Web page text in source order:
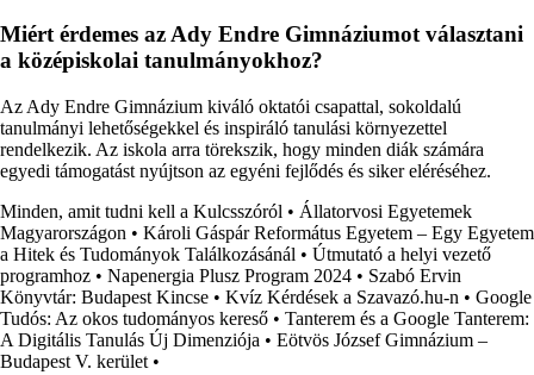
Miért érdemes az Ady Endre Gimnáziumot választani
a középiskolai tanulmányokhoz?
Az Ady Endre Gimnázium kiváló oktatói csapattal, sokoldalú
tanulmányi lehetőségekkel és inspiráló tanulási környezettel
rendelkezik. Az iskola arra törekszik, hogy minden diák számára
egyedi támogatást nyújtson az egyéni fejlődés és siker eléréséhez.
Minden, amit tudni kell a Kulcsszóról • Állatorvosi Egyetemek
Magyarországon • Károli Gáspár Református Egyetem – Egy Egyetem
a Hitek és Tudományok Találkozásánál • Útmutató a helyi vezető
programhoz • Napenergia Plusz Program 2024 • Szabó Ervin
Könyvtár: Budapest Kincse • Kvíz Kérdések a Szavazó.hu-n • Google
Tudós: Az okos tudományos kereső • Tanterem és a Google Tanterem:
A Digitális Tanulás Új Dimenziója • Eötvös József Gimnázium –
Budapest V. kerület •